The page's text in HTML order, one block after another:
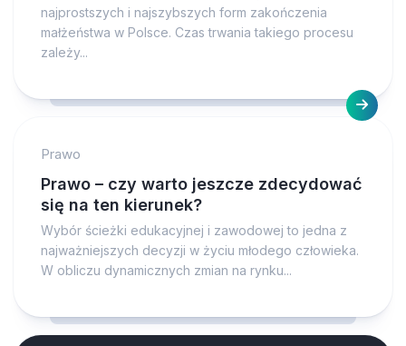
najprostszych i najszybszych form zakończenia
małżeństwa w Polsce. Czas trwania takiego procesu
zależy...
Prawo
Prawo – czy warto jeszcze zdecydować
się na ten kierunek?
Wybór ścieżki edukacyjnej i zawodowej to jedna z
najważniejszych decyzji w życiu młodego człowieka.
W obliczu dynamicznych zmian na rynku...